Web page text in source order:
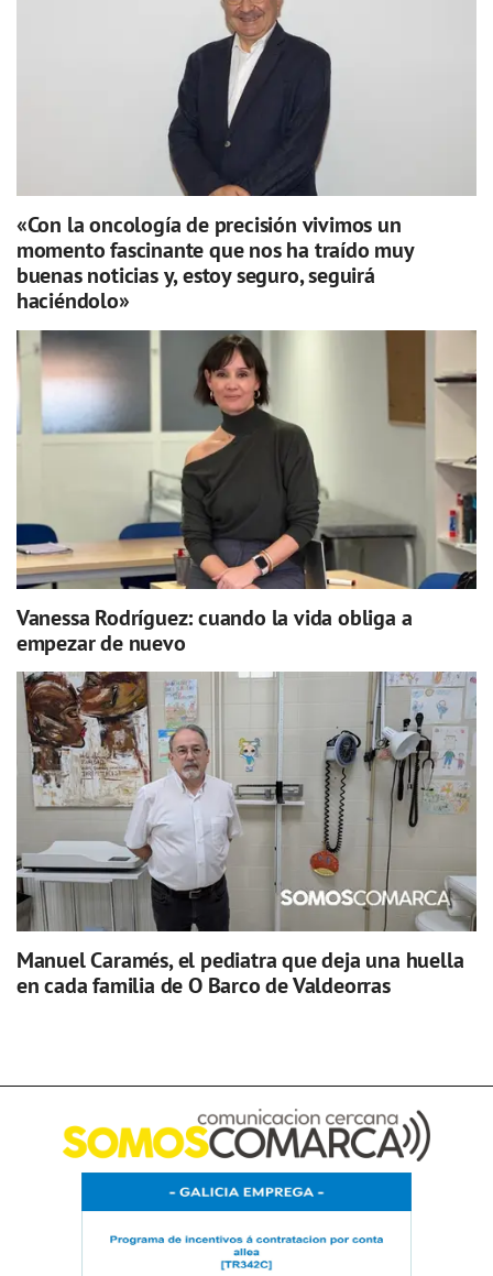
«Con la oncología de precisión vivimos un
momento fascinante que nos ha traído muy
buenas noticias y, estoy seguro, seguirá
haciéndolo»
Vanessa Rodríguez: cuando la vida obliga a
empezar de nuevo
Manuel Caramés, el pediatra que deja una huella
en cada familia de O Barco de Valdeorras